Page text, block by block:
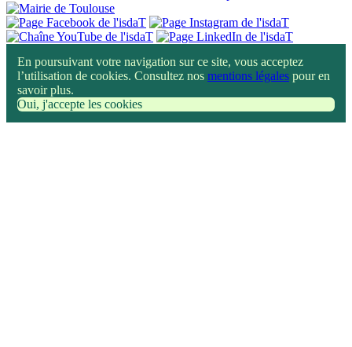
En poursuivant votre navigation sur ce site, vous acceptez
l’utilisation de cookies. Consultez nos mentions légales pour en
savoir plus.
Oui, j'accepte les cookies